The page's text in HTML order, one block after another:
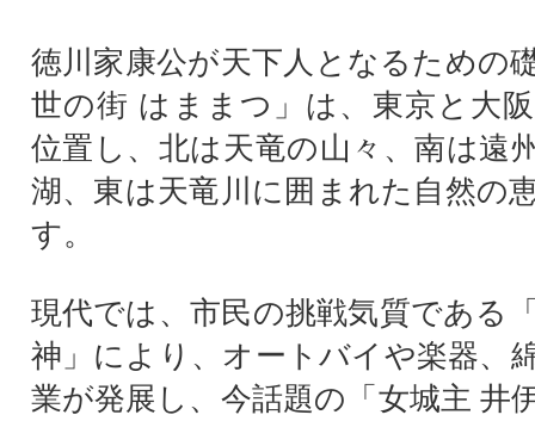
徳川家康公が天下人となるための
世の街 はままつ」は、東京と大
位置し、北は天竜の山々、南は遠
湖、東は天竜川に囲まれた自然の
す。
現代では、市民の挑戦気質である
神」により、オートバイや楽器、
業が発展し、今話題の「女城主 井